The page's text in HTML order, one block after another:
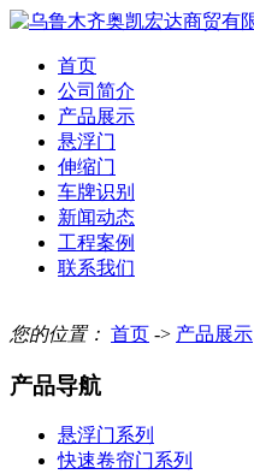
首页
公司简介
产品展示
悬浮门
伸缩门
车牌识别
新闻动态
工程案例
联系我们
您的位置： 首页 -> 产品展示
产品导航
悬浮门系列
快速卷帘门系列